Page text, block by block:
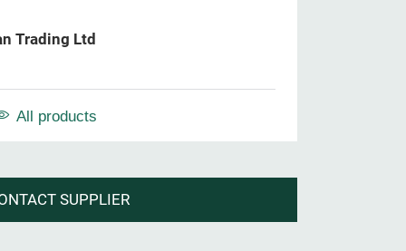
Trading Ltd
All products
SUPPLIER